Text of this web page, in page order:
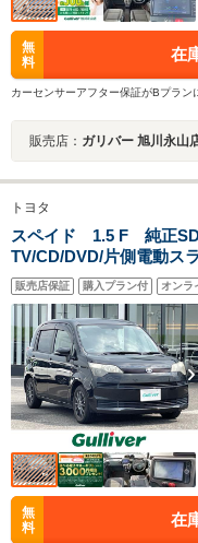
無
料
在
カーセンサーアフター保証がBプラン
販売店： ガリバー 旭川永山
トヨタ
スペイド 1.5 F 純正
TV/CD/DVD/片側電動ス
クカメラ/ETC/スマート
ト/ステアリングリモコ
販売店保証 購入プラン付 オンラ
無
料
在